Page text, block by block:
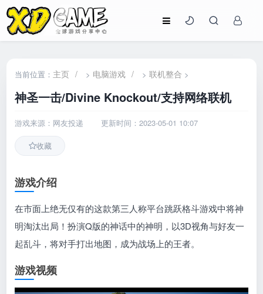
当前位置： 主页 / > 电脑游戏 / >联机整合 >
神圣一击/Divine Knockout/支持网络联机
游戏来源：网友投递 更新时间：2023-05-01 10:07
收藏
游戏介绍
在市面上绝无仅有的这款第三人称平台跳跃格斗游戏中将神
明淘汰出局！扮演Q版的神话中的神明，以3D视角与好友一
起乱斗，将对手打出地图，成为战场上的王者。
游戏视频